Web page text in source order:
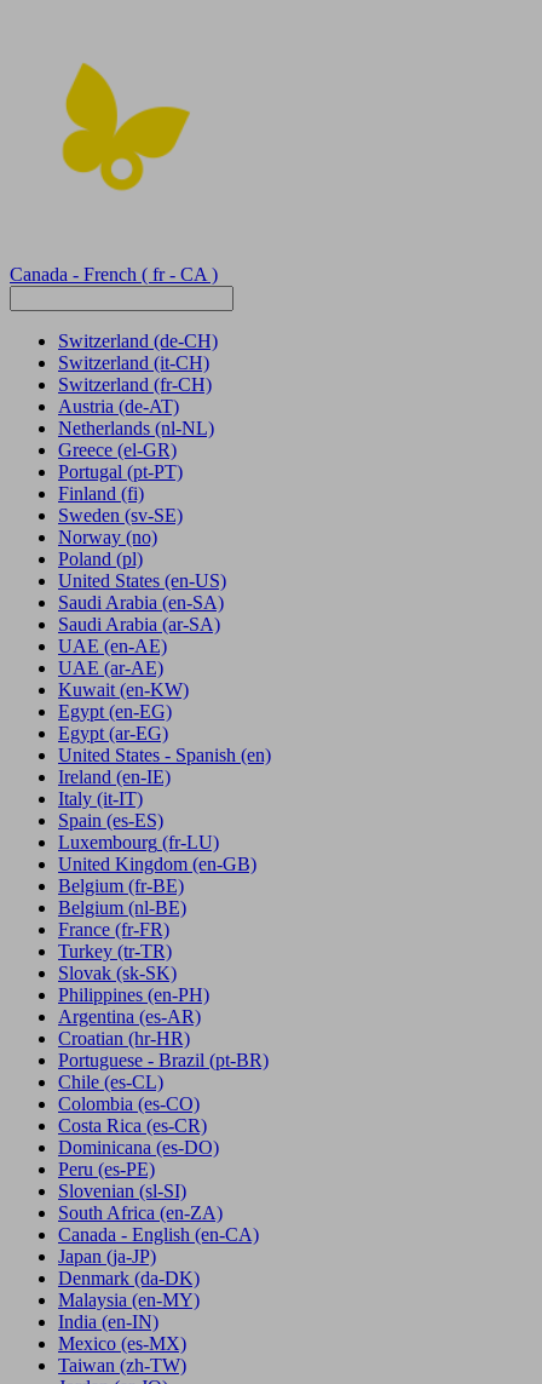
Canada - French ( fr - CA )
Switzerland (de-CH)
Switzerland (it-CH)
Switzerland (fr-CH)
Austria (de-AT)
Netherlands (nl-NL)
Greece (el-GR)
Portugal (pt-PT)
Finland (fi)
Sweden (sv-SE)
Norway (no)
Poland (pl)
United States (en-US)
Saudi Arabia (en-SA)
Saudi Arabia (ar-SA)
UAE (en-AE)
UAE (ar-AE)
Kuwait (en-KW)
Egypt (en-EG)
Egypt (ar-EG)
United States - Spanish (en)
Ireland (en-IE)
Italy (it-IT)
Spain (es-ES)
Luxembourg (fr-LU)
United Kingdom (en-GB)
Belgium (fr-BE)
Belgium (nl-BE)
France (fr-FR)
Turkey (tr-TR)
Slovak (sk-SK)
Philippines (en-PH)
Argentina (es-AR)
Croatian (hr-HR)
Portuguese - Brazil (pt-BR)
Chile (es-CL)
Colombia (es-CO)
Costa Rica (es-CR)
Dominicana (es-DO)
Peru (es-PE)
Slovenian (sl-SI)
South Africa (en-ZA)
Canada - English (en-CA)
Japan (ja-JP)
Denmark (da-DK)
Malaysia (en-MY)
India (en-IN)
Mexico (es-MX)
Taiwan (zh-TW)